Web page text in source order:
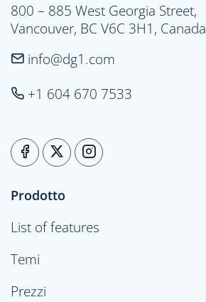
800 – 885 West Georgia Street,
Vancouver, BC V6C 3H1, Canada
info@dg1.com
+1 604 670 7533
Prodotto
List of features
Temi
Prezzi